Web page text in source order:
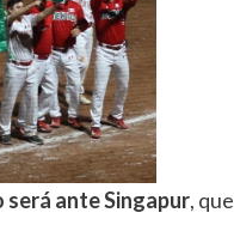
ante Singapur,